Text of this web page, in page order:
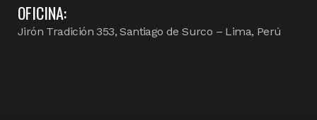
OFICINA:
Jirón Tradición 353, Santiago de Surco – Lima, Perú